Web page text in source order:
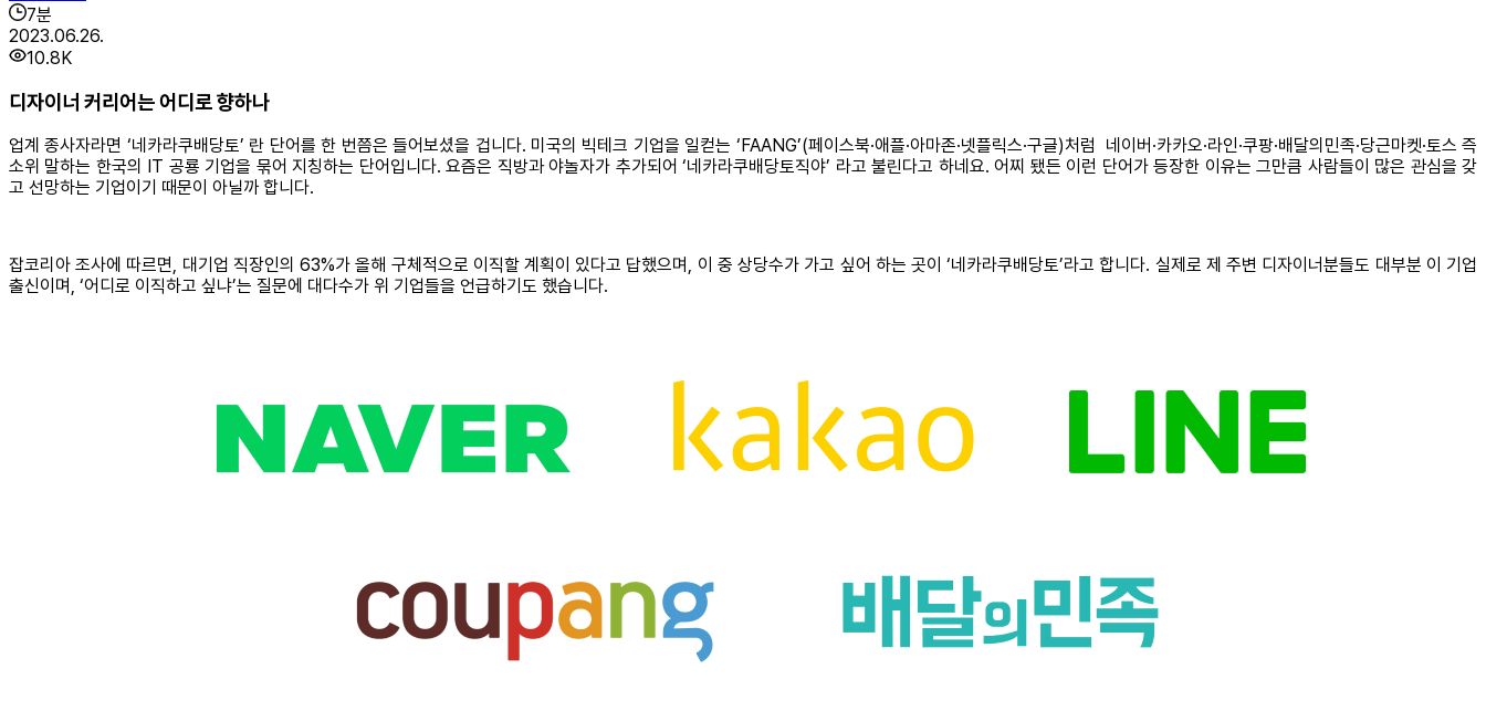
7분
2023.06.26.
10.8K
디자이너 커리어는 어디로 향하나
업계 종사자라면 ‘네카라쿠배당토’ 란 단어를 한 번쯤은 들어보셨을 겁니다. 미국의 빅테크 기업을 일컫는 ‘FAANG’(페이스북·애플·아마존·넷플릭스·구글)처럼 네이버·카카오·라인·쿠팡·배달의민족·당근마켓·토스 즉
소위 말하는 한국의 IT 공룡 기업을 묶어 지칭하는 단어입니다. 요즘은 직방과 야놀자가 추가되어 ‘네카라쿠배당토직야’ 라고 불린다고 하네요. 어찌 됐든 이런 단어가 등장한 이유는 그만큼 사람들이 많은 관심을 갖
고 선망하는 기업이기 때문이 아닐까 합니다.
잡코리아 조사에 따르면, 대기업 직장인의 63%가 올해 구체적으로 이직할 계획이 있다고 답했으며, 이 중 상당수가 가고 싶어 하는 곳이 ‘네카라쿠배당토’라고 합니다. 실제로 제 주변 디자이너분들도 대부분 이 기업
출신이며, ‘어디로 이직하고 싶냐’는 질문에 대다수가 위 기업들을 언급하기도 했습니다.